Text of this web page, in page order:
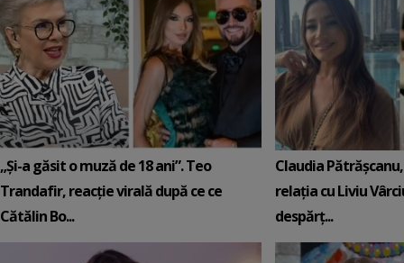
„Și-a găsit o muză de 18 ani”. Teo
Trandafir, reacție virală după ce ce
Cătălin Bo...
Claudia
relația cu Liviu
despărț...